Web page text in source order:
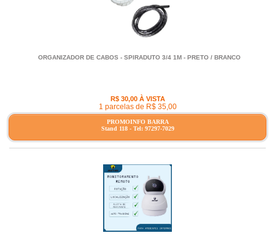
ORGANIZADOR DE CABOS - SPIRADUTO 3/4 1M - PRETO / BRANCO
R$ 30,00 À VISTA
1 parcelas de R$ 35,00
PROMOINFO BARRA
Stand 118 - Tel: 97297-7029